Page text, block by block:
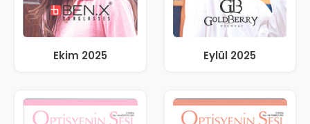
Ekim 2025 Eylül 2025